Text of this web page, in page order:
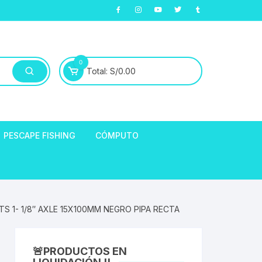
0
Total: S/0.00
HORQUILLAS
PESCAPE FISHING CÓMPUTO
1- 1/8″ AXLE 15X100MM NEGRO PIPA RECTA
🚨PRODUCTOS EN